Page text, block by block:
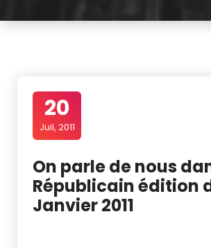
20
Juil, 2011
On parle de nous
Républicain édition
Janvier 2011